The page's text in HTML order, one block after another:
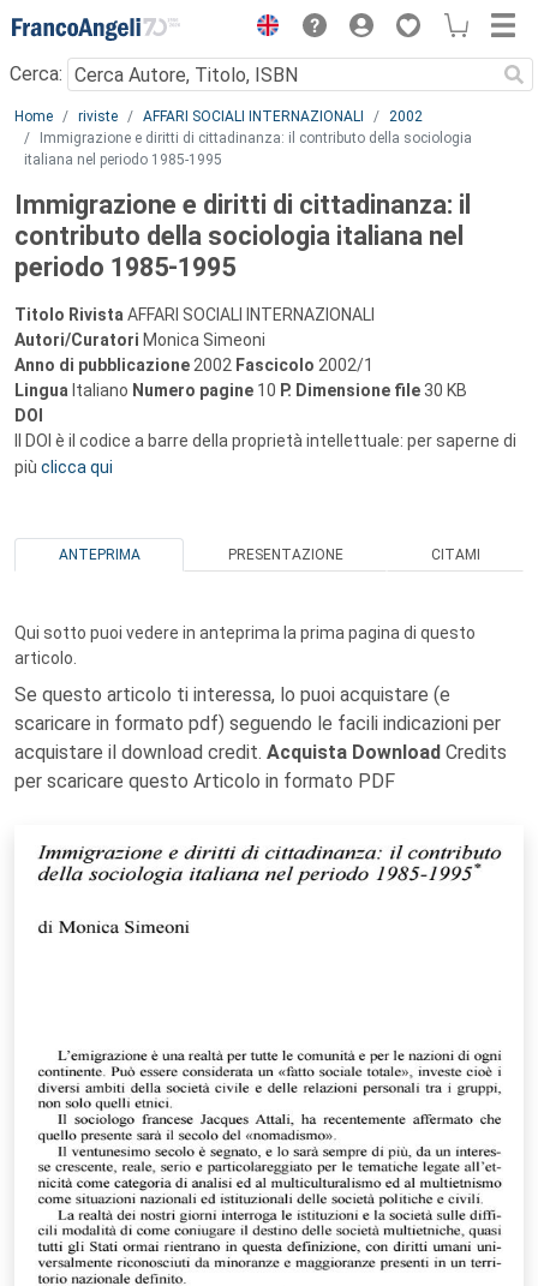
Menu
Cerca:
Main content
Home riviste AFFARI SOCIALI INTERNAZIONALI
2002
Immigrazione e diritti di cittadinanza: il contributo della sociologia
italiana nel periodo 1985-1995
Immigrazione e diritti di cittadinanza: il
contributo della sociologia italiana nel
periodo 1985-1995
Titolo Rivista AFFARI SOCIALI INTERNAZIONALI
Autori/Curatori Monica Simeoni
Anno di pubblicazione 2002 Fascicolo 2002/1
Lingua Italiano Numero pagine 10 P. Dimensione file 30 KB
DOI
Il DOI è il codice a barre della proprietà intellettuale: per saperne di
più clicca qui
ANTEPRIMA PRESENTAZIONE CITAMI
Qui sotto puoi vedere in anteprima la prima pagina di questo
articolo.
Se questo articolo ti interessa, lo puoi acquistare (e
scaricare in formato pdf) seguendo le facili indicazioni per
acquistare il download credit. Acquista Download Credits
per scaricare questo Articolo in formato PDF